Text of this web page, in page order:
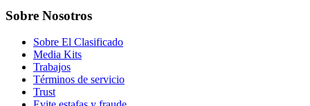
Sobre Nosotros
Sobre El Clasificado
Media Kits
Trabajos
Términos de servicio
Trust